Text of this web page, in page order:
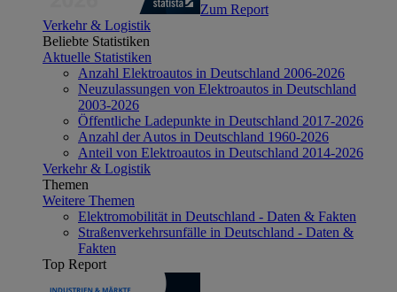
Zum Report
Verkehr & Logistik
Beliebte Statistiken
Aktuelle Statistiken
Anzahl Elektroautos in Deutschland 2006-2026
Neuzulassungen von Elektroautos in Deutschland
2003-2026
Öffentliche Ladepunkte in Deutschland 2017-2026
Anzahl der Autos in Deutschland 1960-2026
Anteil von Elektroautos in Deutschland 2014-2026
Verkehr & Logistik
Themen
Weitere Themen
Elektromobilität in Deutschland - Daten & Fakten
Straßenverkehrsunfälle in Deutschland - Daten &
Fakten
Top Report